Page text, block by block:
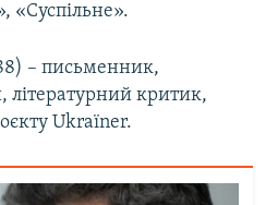
«Суспільне».
– письменник,
літературний критик,
Ukraїner.